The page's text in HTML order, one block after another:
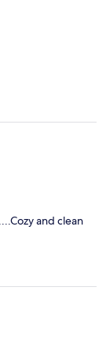
and clean